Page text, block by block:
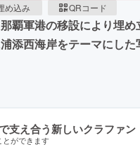
め込み QRコード
覇軍港の移設により埋
添西海岸をテーマにし
支え合う新しいクラファン
とができます